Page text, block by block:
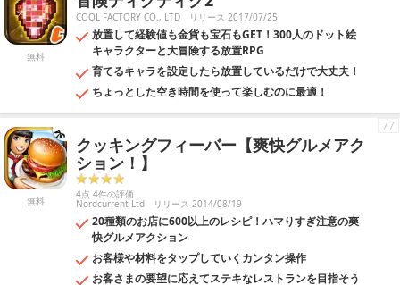
無料
COOL FACTORY CO., LTD リリース 2017/07/25
放置して経験値も金貨も宝石もGET！300人のドット絵
キャラクターと大冒険する放置RPG
育てるキャラを設定したら放置しているだけで大丈夫！
ちょっとした空き時間を使って楽しむのに最適！
無料
クッキングフィーバー【爽快グルメアク
ション！】
4点 4件の評価
Nordcurrent Ltd リリース 2014/08/19
20種類のお店に600以上のレシピ！ハマりすぎ注意の爽
快グルメアクション
お客様や材料をタップしていくカンタン操作
お客さまの要望に応えてステキなレストランを目指そう
77